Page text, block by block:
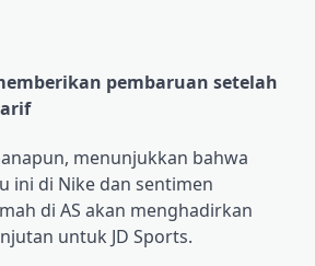
pembaruan setelah
menunjukkan bahwa
ini di Nike dan sentimen
di AS akan menghadirkan
untuk JD Sports.